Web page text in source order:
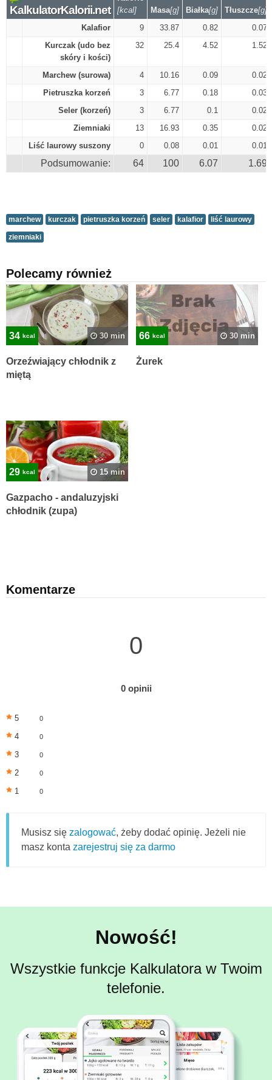
KalkulatorKalorii.net
[kcal]
Masa[g] Białka[g] Tłuszcze[g]
Kalafior
9 33.87 0.82
0.07
Kurczak (udo bez
skóry i kości)
32 25.4 4.52 1.52
Marchew (surowa) 4 10.16 0.09
0.02
Pietruszka korzeń
3 6.77 0.18
0.03
Seler (korzeń)
3 6.77 0.1
0.02
Ziemniaki
13 16.93 0.35
0.02
Liść laurowy suszony
0 0.08 0.01 0.01
Podsumowanie: 64 100 6.07 1.69
marchew kurczak pietruszka korzeń seler kalafior liść laurowy
ziemniaki
Polecamy również
34 kcal 30 min
Orzeźwiający chłodnik z
miętą
66 kcal 30 min
Żurek
29 kcal 15 min
Gazpacho - andaluzyjski
chłodnik (zupa)
Komentarze
0
0 opinii
5 0
4 0
3 0
2 0
1 0
Musisz się zalogować, żeby dodać opinię. Jeżeli nie
masz konta zarejestruj się za darmo
Nowość!
Wszystkie funkcje Kalkulatora w Twoim
telefonie.